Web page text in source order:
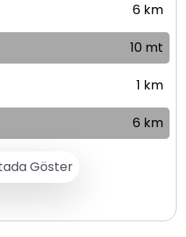
Göster
6 km
10 mt
1 km
6 km